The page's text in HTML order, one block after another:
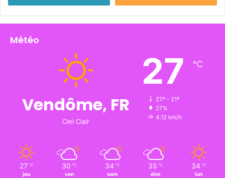
Météo
Vendôme, FR
Ciel Clair
27 ℃
27º - 21º
27%
4.12 km/h
27 ℃
jeu
30 ℃
ven
34 ℃
sam
35 ℃
dim
34 ℃
lun